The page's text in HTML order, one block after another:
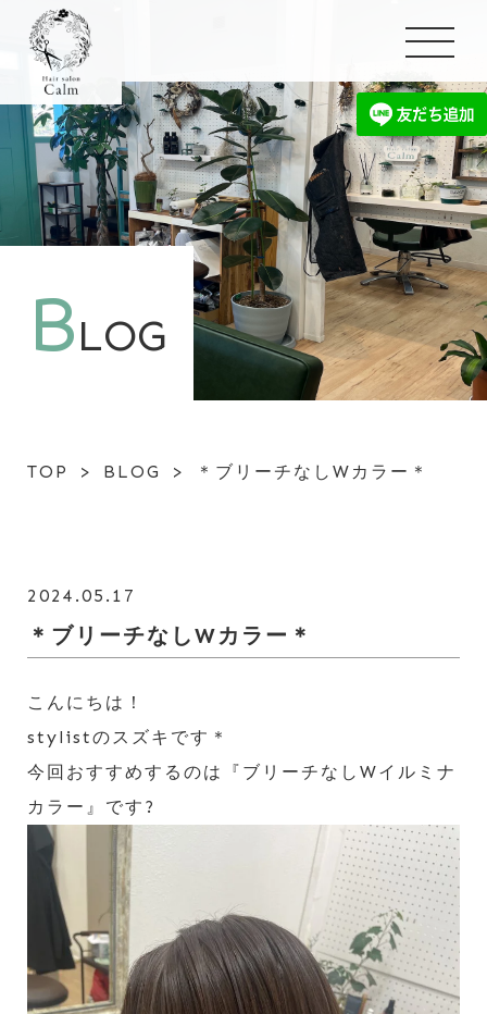
BLOG
TOP > BLOG > ＊ブリーチなしWカラー＊
2024.05.17
＊ブリーチなしWカラー＊
こんにちは！
stylistのスズキです＊
今回おすすめするのは『ブリーチなしWイルミナ
カラー』です?